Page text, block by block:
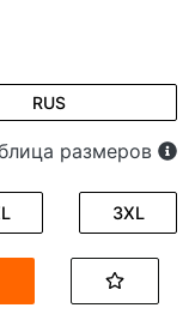
RUS
размеров
3XL